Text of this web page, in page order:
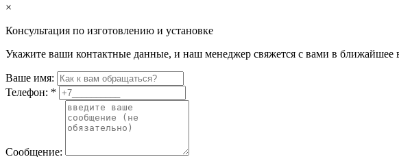
×
Консультация по изготовлению и установке
Укажите ваши контактные данные, и наш менеджер свяжется с вами в ближайшее
Ваше имя:
Телефон: *
Сообщение: